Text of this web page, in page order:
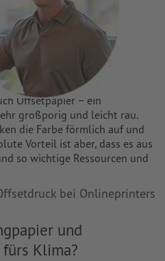
und
Klima?
Offsetpapier – ein
großporig und leicht rau.
die Farbe förmlich auf und
Vorteil ist aber, dass es aus
so wichtige Ressourcen und
bei Onlineprinters